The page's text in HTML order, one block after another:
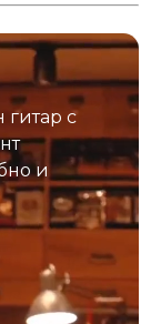
что -
с
и